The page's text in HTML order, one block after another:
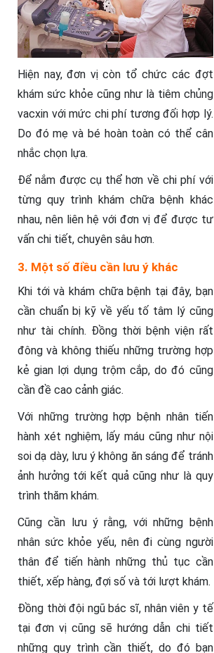
Hiện nay, đơn vị còn tổ chức các đợt
khám sức khỏe cũng như là tiêm chủng
vacxin với mức chi phí tương đối hợp lý.
Do đó mẹ và bé hoàn toàn có thể cân
nhắc chọn lựa.
Để nắm được cụ thể hơn về chi phí với
từng quy trình khám chữa bệnh khác
nhau, nên liên hệ với đơn vị để được tư
vấn chi tiết, chuyên sâu hơn.
3. Một số điều cần lưu ý khác
Khi tới và khám chữa bệnh tại đây, bạn
cần chuẩn bị kỹ về yếu tố tâm lý cũng
như tài chính. Đồng thời bệnh viện rất
đông và không thiếu những trường hợp
kẻ gian lợi dụng trộm cắp, do đó cũng
cần đề cao cảnh giác.
Với những trường hợp bệnh nhân tiến
hành xét nghiệm, lấy máu cũng như nội
soi dạ dày, lưu ý không ăn sáng để tránh
ảnh hưởng tới kết quả cũng như là quy
trình thăm khám.
Cũng cần lưu ý rằng, với những bệnh
nhân sức khỏe yếu, nên đi cùng người
thân để tiến hành những thủ tục cần
thiết, xếp hàng, đợi số và tới lượt khám.
Đồng thời đội ngũ bác sĩ, nhân viên y tế
tại đơn vị cũng sẽ hướng dẫn chi tiết
những quy trình cần thiết, do đó bạn